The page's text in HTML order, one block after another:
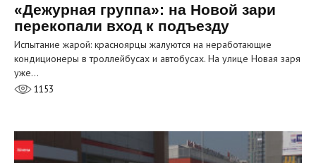
«Дежурная группа»: на Новой зари
перекопали вход к подъезду
Испытание жарой: красноярцы жалуются на неработающие
кондиционеры в троллейбусах и автобусах. На улице Новая заря
уже…
1153